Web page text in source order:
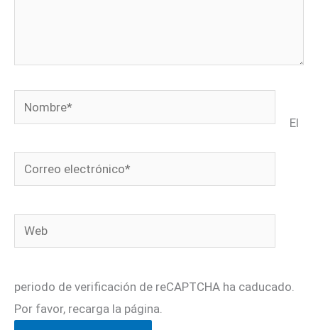
Nombre*
Correo
electrónico*
Web
El
periodo de verificación de reCAPTCHA ha caducado.
Por favor, recarga la página.